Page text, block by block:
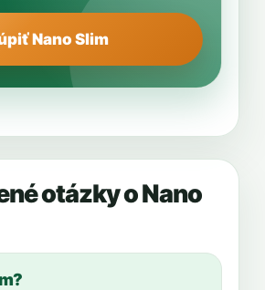
Nano Slim
otázky o Nano